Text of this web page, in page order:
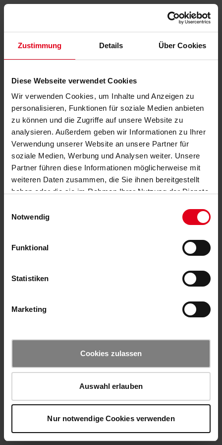
Zustimmung Details Über Cookies
Diese Webseite verwendet Cookies
Wir verwenden Cookies, um Inhalte und Anzeigen zu
personalisieren, Funktionen für soziale Medien anbieten
zu können und die Zugriffe auf unsere Website zu
analysieren. Außerdem geben wir Informationen zu Ihrer
Verwendung unserer Website an unsere Partner für
soziale Medien, Werbung und Analysen weiter. Unsere
Partner führen diese Informationen möglicherweise mit
weiteren Daten zusammen, die Sie ihnen bereitgestellt
haben oder die sie im Rahmen Ihrer Nutzung der Dienste
Notwendig
Funktional
Statistiken
Marketing
Cookies zulassen
Auswahl erlauben
Nur notwendige Cookies verwenden